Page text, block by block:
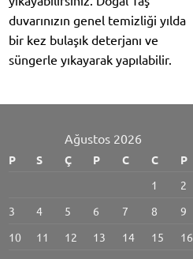
duvarınızın genel temizliği yılda
bir kez bulaşık deterjanı ve
süngerle yıkayarak yapılabilir.
Ağustos 2026
P S Ç P C C
P
1
2
3
4 5 6 7 8
9
10
11 12 13 14 15
16